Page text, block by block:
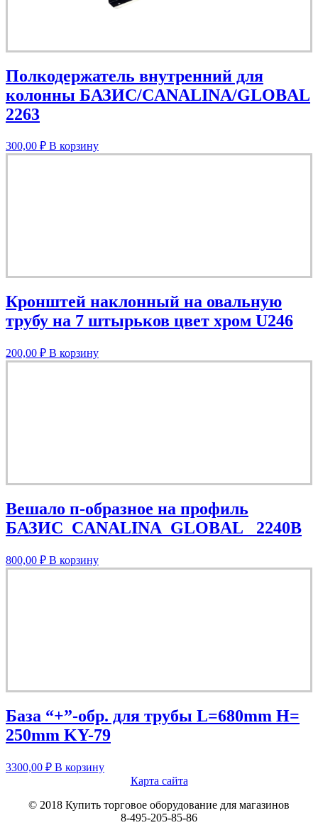
Полкодержатель внутренний для
колонны БАЗИС/CANALINA/GLOBAL
2263
300,00 ₽ В корзину
Кронштей наклонный на овальную
трубу на 7 штырьков цвет хром U246
200,00 ₽ В корзину
Вешало п-образное на профиль
БАЗИС_CANALINA_GLOBAL_ 2240В
800,00 ₽ В корзину
База “+”-обр. для трубы L=680mm H=
250mm KY-79
3300,00 ₽ В корзину
Карта сайта
© 2018 Купить торговое оборудование для магазинов
8-495-205-85-86